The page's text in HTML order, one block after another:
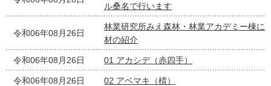
ル桑名で行います
令和06年08月26日
林業研究所みえ森林・林業アカデミー棟に
材の紹介
令和06年08月26日 01 アカシデ（赤四手）
令和06年08月26日 02 アベマキ（棈）